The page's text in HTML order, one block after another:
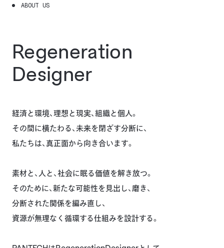
ABOUT US
Regeneration
Designer
経済と環境、理想と現実、組織と個⼈。
その間に横たわる、未来を閉ざす分断に、
私たちは、真正⾯から向き合います。
素材と、⼈と、社会に眠る価値を解き放つ。
そのために、新たな可能性を⾒出し、磨き、
分断された関係を編み直し、
資源が無理なく循環する仕組みを設計する。